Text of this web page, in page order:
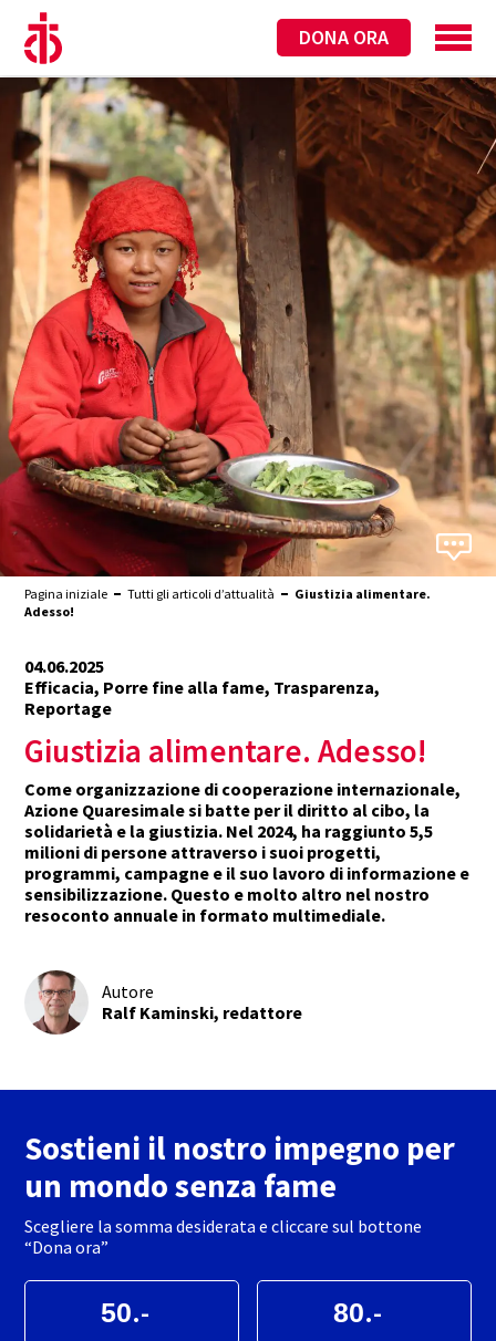
DONA ORA
Pagina iniziale Tutti gli articoli d’attualità
Giustizia alimentare.
Adesso!
04.06.2025
Efficacia, Porre fine alla fame, Trasparenza,
Reportage
Giustizia alimentare. Adesso!
Come organizzazione di cooperazione internazionale,
Azione Quaresimale si batte per il diritto al cibo, la
solidarietà e la giustizia. Nel 2024, ha raggiunto 5,5
milioni di persone attraverso i suoi progetti,
programmi, campagne e il suo lavoro di informazione e
sensibilizzazione. Questo e molto altro nel nostro
resoconto annuale in formato multimediale.
Autore
Ralf Kaminski, redattore
Sostieni il nostro impegno per
un mondo senza fame
Scegliere la somma desiderata e cliccare sul bottone
“Dona ora”
.- .-